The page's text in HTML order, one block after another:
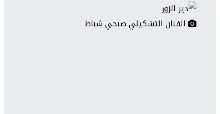
الفنان التشكيلي صبحي شباط